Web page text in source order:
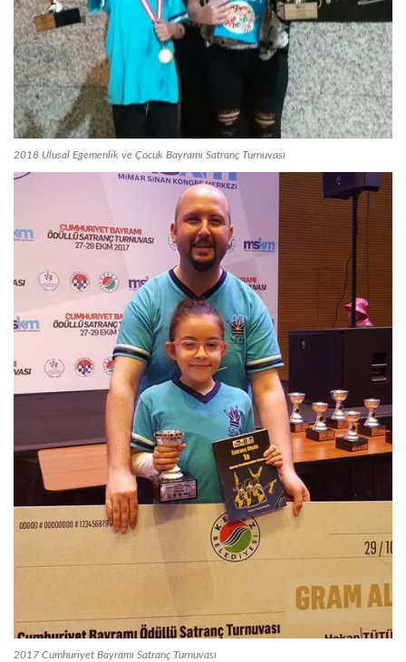
2018 Ulusal Egemenlik ve Çocuk Bayramı Satranç Turnuvası
2017 Cumhuriyet Bayramı Satranç Turnuvası